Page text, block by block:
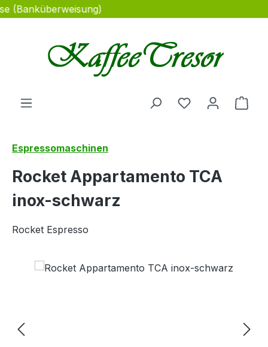
Zum Hauptinhalt springen
(Banküberweisung)
Du hast 0
Espressomaschinen
Rocket Appartamento TCA
inox-schwarz
Rocket Espresso
Bildergalerie überspringen